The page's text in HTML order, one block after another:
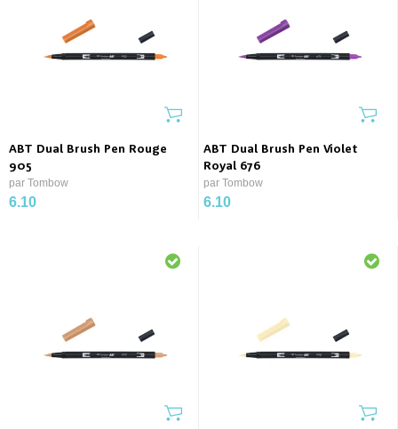
ABT Dual Brush Pen Rouge
905
par Tombow
6.10
ABT Dual Brush Pen Violet
Royal 676
par Tombow
6.10